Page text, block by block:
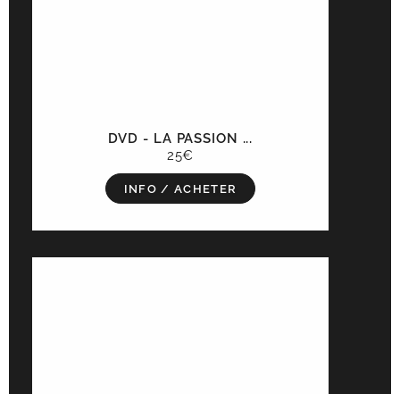
DVD - LA PASSION ...
25€
INFO / ACHETER